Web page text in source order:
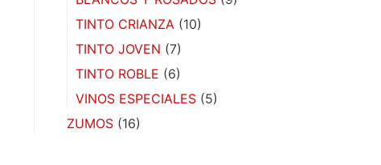
TINTO CRIANZA (10)
TINTO JOVEN (7)
TINTO ROBLE (6)
VINOS ESPECIALES (5)
ZUMOS (16)